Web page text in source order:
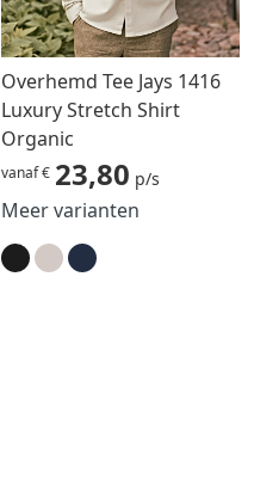
Overhemd Tee Jays 1416
Luxury Stretch Shirt
Organic
vanaf € 23,80 p/s
Meer varianten